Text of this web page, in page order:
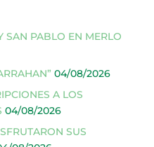
SAN PABLO EN MERLO
04/08/2026
A LOS
04/08/2026
SUS